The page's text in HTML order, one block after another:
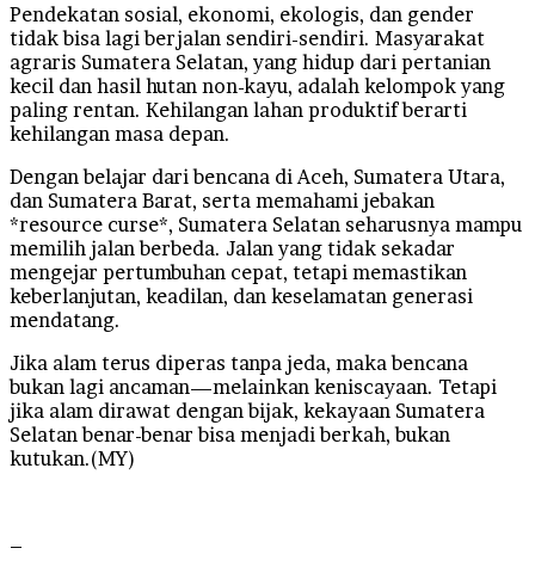
Pendekatan sosial, ekonomi, ekologis, dan gender
tidak bisa lagi berjalan sendiri-sendiri. Masyarakat
agraris Sumatera Selatan, yang hidup dari pertanian
kecil dan hasil hutan non-kayu, adalah kelompok yang
paling rentan. Kehilangan lahan produktif berarti
kehilangan masa depan.
Dengan belajar dari bencana di Aceh, Sumatera Utara,
dan Sumatera Barat, serta memahami jebakan
*resource curse*, Sumatera Selatan seharusnya mampu
memilih jalan berbeda. Jalan yang tidak sekadar
mengejar pertumbuhan cepat, tetapi memastikan
keberlanjutan, keadilan, dan keselamatan generasi
mendatang.
Jika alam terus diperas tanpa jeda, maka bencana
bukan lagi ancaman—melainkan keniscayaan. Tetapi
jika alam dirawat dengan bijak, kekayaan Sumatera
Selatan benar-benar bisa menjadi berkah, bukan
kutukan.(MY)
–